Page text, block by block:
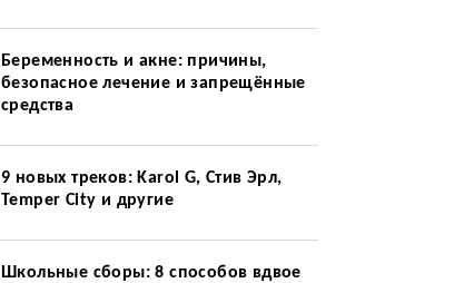
Беременность и акне: причины,
безопасное лечение и запрещённые
средства
9 новых треков: Karol G, Стив Эрл,
Temper City и другие
Школьные сборы: 8 способов вдвое